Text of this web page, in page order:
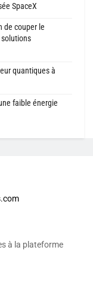
SpaceX
de couper le
quantiques à
faible énergie
à la plateforme